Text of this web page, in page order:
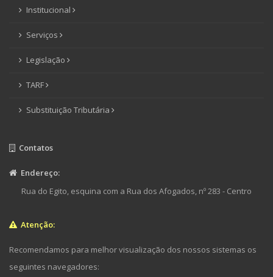
Institucional
Serviços
Legislação
TARF
Substituição Tributária
Contatos
Endereço:
Rua do Egito, esquina com a Rua dos Afogados, nº 283 - Centro
Atenção:
Recomendamos para melhor visualização dos nossos sistemas os
seguintes navegadores: